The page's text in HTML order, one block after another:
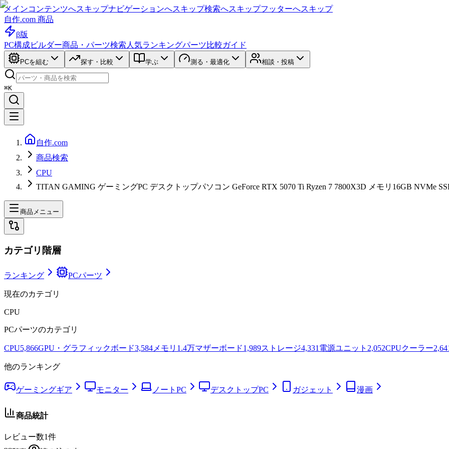
メインコンテンツへスキップナビゲーションへスキップ検索へスキップフッターへスキップ
自作.com 商品
β版
PC構成ビルダー商品・パーツ検索 人気ランキングパーツ比較ガイド
PCを組む 探す・比較 学ぶ 測る・最適化 相談・投稿
⌘K
自作.com
商品検索
CPU
TITAN GAMING ゲーミングPC デスクトップパソコン GeForce RTX 5070 Ti Ryzen 7 7800X3D メモリ16GB NVMe
商品メニュー
カテゴリ階層
ランキング PCパーツ
現在のカテゴリ
CPU
PCパーツのカテゴリ
CPU5,866GPU・グラフィックボード3,584メモリ 1.4万マザーボード1,989ストレージ4,331電源ユニット 2,052CPUクーラー
他のランキング
ゲーミングギア モニター ノートPC デスクトップPC ガジェット 漫画
商品統計
レビュー数1件